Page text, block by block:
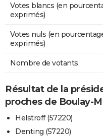
Votes blancs (en
exprimés)
Votes nuls (en
exprimés)
Nombre de votants
Résultat de la
proches de Boulay-
Helstroff (57220)
Denting (57220)